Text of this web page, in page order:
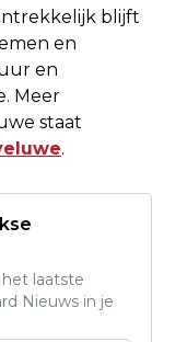
blijft
en
en
Meer
staat
.
laatste
Nieuws in je